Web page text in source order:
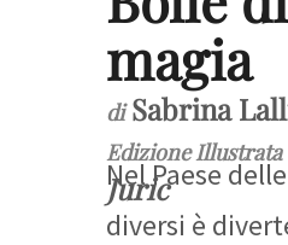
magia
di Sabrina
Edizione Illustrata
Juric
Nel Paese
diversi è